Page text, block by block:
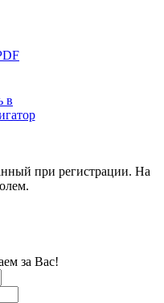
в
при регистрации. На
за Вас!